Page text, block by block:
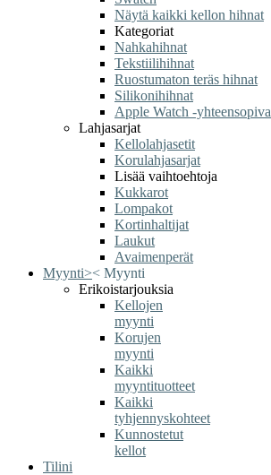
Näytä kaikki kellon hihnat
Kategoriat
Nahkahihnat
Tekstiilihihnat
Ruostumaton teräs hihnat
Silikonihihnat
Apple Watch -yhteensopiva
Lahjasarjat
Kellolahjasetit
Korulahjasarjat
Lisää vaihtoehtoja
Kukkarot
Lompakot
Kortinhaltijat
Laukut
Avaimenperät
Myynti>< Myynti
Erikoistarjouksia
Kellojen
myynti
Korujen
myynti
Kaikki
myyntituotteet
Kaikki
tyhjennyskohteet
Kunnostetut
kellot
Tilini